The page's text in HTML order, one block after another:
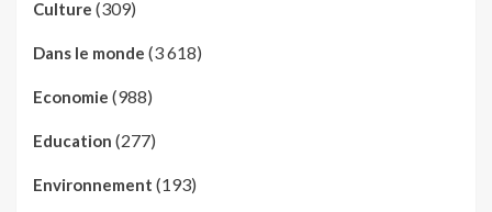
Culture (309)
Dans le monde (3 618)
Economie (988)
Education (277)
Environnement (193)